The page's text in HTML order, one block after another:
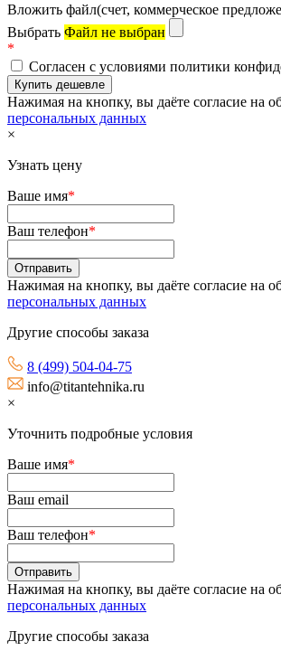
Вложить файл(счет, коммерческое
Выбрать Файл не выбран
*
Согласен с условиями политики
Нажимая на кнопку, вы даёте согласие на
персональных данных
×
Узнать цену
Ваше имя*
Ваш телефон*
Нажимая на кнопку, вы даёте согласие на
персональных данных
Другие способы заказа
8 (499) 504-04-75
info@titantehnika.ru
×
Уточнить подробные условия
Ваше имя*
Ваш email
Ваш телефон*
Нажимая на кнопку, вы даёте согласие на
персональных данных
Другие способы заказа